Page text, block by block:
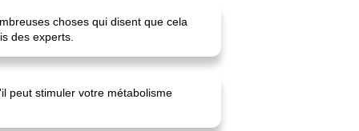
choses qui disent que cela
des experts.
peut stimuler votre métabolisme